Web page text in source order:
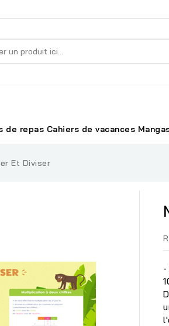
de repas Cahiers de vacances
Et Diviser
-